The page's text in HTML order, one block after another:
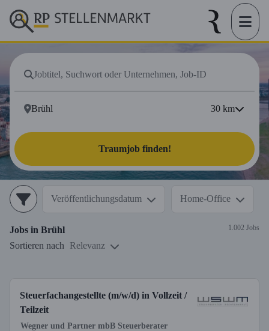
30 km
Traumjob finden!
Veröffentlichungsdatum Home-Office
Jobs in Brühl 1.002 Jobs
Sortieren nach Relevanz
Steuerfachangestellte (m/w/d) in Vollzeit /
Teilzeit
Wegner und Partner mbB Steuerberater